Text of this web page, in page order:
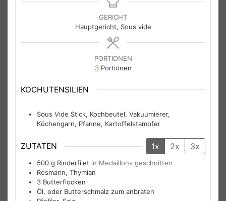
GERICHT
Hauptgericht, Sous vide
PORTIONEN
3 Portionen
KOCHUTENSILIEN
Sous Vide Stick, Kochbeutel, Vakuumierer,
Küchengarn, Pfanne, Kartoffelstampfer
ZUTATEN 1x 2x 3x
500 g Rinderfilet in Medaillons geschnitten
Rosmarin, Thymian
3 Butterflocken
Öl, oder Butterschmalz zum anbraten